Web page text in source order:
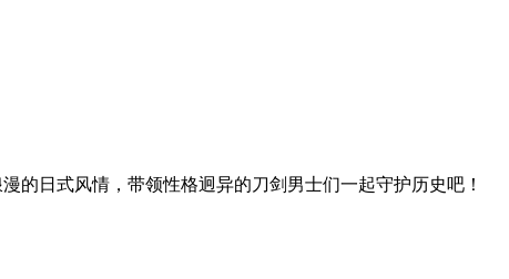
的日式风情，带领性格迥异的刀剑男士们一起守护历史吧！